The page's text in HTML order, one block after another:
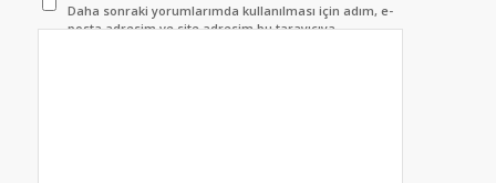
Daha sonraki yorumlarımda kullanılması için adım, e-
posta adresim ve site adresim bu tarayıcıya